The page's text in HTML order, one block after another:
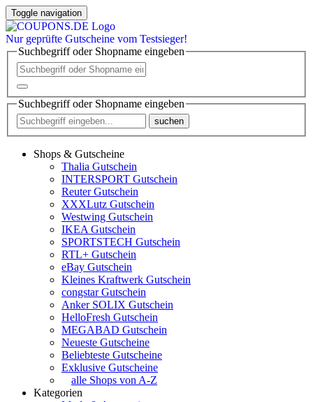
Toggle navigation
Nur geprüfte Gutscheine vom Testsieger!
Suchbegriff oder Shopname eingeben
Suchbegriff oder Shopname eingeben
suchen
Shops & Gutscheine
Thalia Gutschein
INTERSPORT Gutschein
Reuter Gutschein
XXXLutz Gutschein
Westwing Gutschein
IKEA Gutschein
SPORTSTECH Gutschein
RTL+ Gutschein
eBay Gutschein
Kleines Kraftwerk Gutschein
congstar Gutschein
Anker SOLIX Gutschein
HelloFresh Gutschein
MEGABAD Gutschein
Neueste Gutscheine
Beliebteste Gutscheine
Exklusive Gutscheine
alle Shops von A-Z
Kategorien